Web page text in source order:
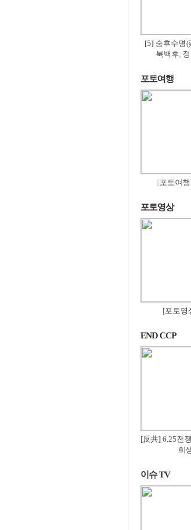
[5] 숭후수명(
북백후,
포토여행
[포토여
포토영상
[포토영
END CCP
[反共] 6.25전
희
이슈 TV